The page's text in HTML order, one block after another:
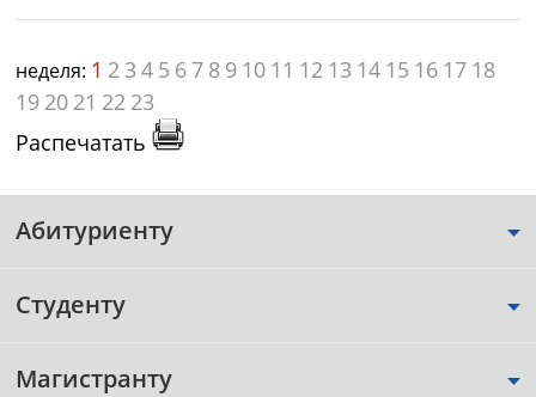
неделя: 1 2 3 4 5 6 7 8 9 10 11 12 13 14 15 16 17 18
19 20 21 22 23
Распечатать
Абитуриенту
Студенту
Магистранту